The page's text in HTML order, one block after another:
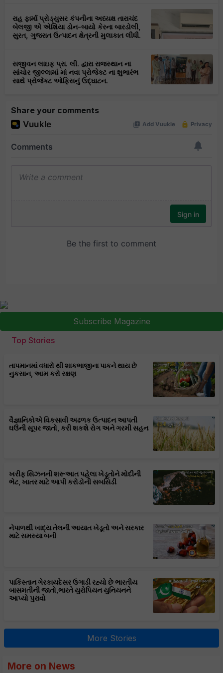
રાહ ફાર્મા પ્રોડ્યુસર કંપનીના અધ્યક્ષ તારાચંદ
બેલજી એ એશિયા ડોન-બાયો કેરના બારડોલી,
સુરત, ગુજરાત ઉત્પાદન ક્ષેત્રની મુલાકાત લીધી.
સજીવન લાઇફ પ્રા. લી. દ્વારા રાજસ્થાન ના
સાંચોર જીલ્લામાં માં નવા પ્રોજેક્ટ ના શુભારંભ
સાથે પ્રોજેક્ટ ઓફિસનું ઉદ્ઘાટન.
Share your comments
Subscribe Magazine
Top Stories
તાપમાનમાં વધારો થી શાકભાજીના પાકને થાય છે
નુકસાન, આમ કરો રક્ષણ
વૈજ્ઞાનિકોએ વિકસાવી અઢળક ઉત્પાદન આપતી
ઘઉંની સૂપર જાતો, કરી શકશે રોગ અને ગરમી સહન
ખરીફ સિઝનની શરૂઆત પહેલા ખેડૂતોને મોદીની
ભેટ, ખાતર માટે આપી કરોડોની સબસિડી
નેપાળથી ખાદ્ય તેલની આયાત ખેડૂતો અને સરકાર
માટે સમસ્યા બની
પાકિસ્તાન ગેરકાયદેસર ઉગાડી રહ્યો છે ભારતીય
બાસમતીની જાતો,ભારતે યુરોપિયન યુનિયનને
આપ્યો પુરાવો
More Stories
More on News